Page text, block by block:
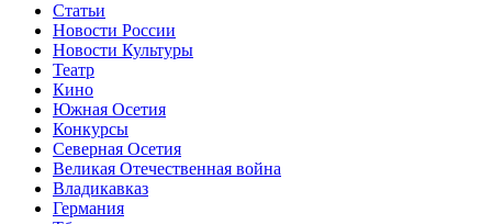
Статьи
Новости России
Новости Культуры
Театр
Кино
Южная Осетия
Конкурсы
Северная Осетия
Великая Отечественная война
Владикавказ
Германия